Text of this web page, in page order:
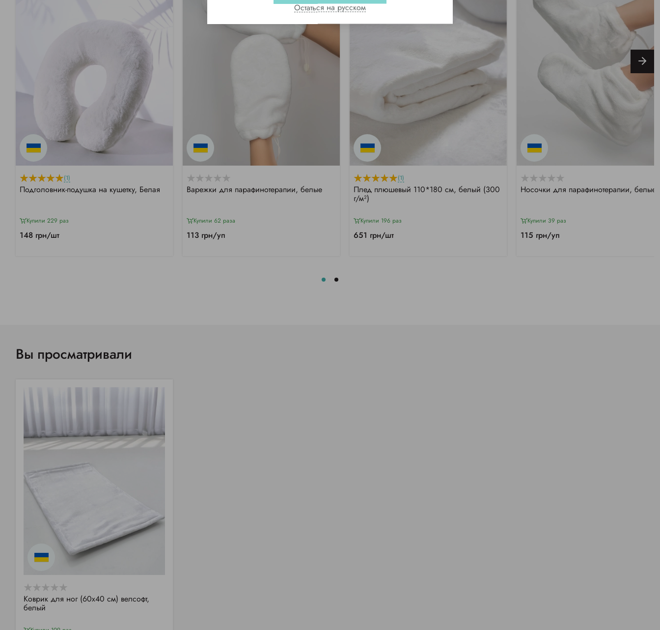
(1)
Подголовник-подушка на кушетку, Белая
Купили 229 раз
148 грн/шт
Варежки для парафинотерапии, белые
Купили 62 раза
113 грн/уп
(1)
Плед плюшевый 110*180 см, белый (300
г/м²)
Купили 196 раз
651 грн/шт
Носочки для парафинотерапии, белые
Купили 39 раз
115 грн/уп
Вы просматривали
Коврик для ног (60х40 см) велсофт,
белый
Остаться на русском